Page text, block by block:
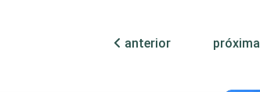
anterior próxima